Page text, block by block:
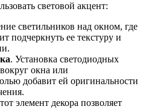
световой акцент:
светильников над окном, где
подчеркнуть ее текстуру и
. Установка светодиодных
окна или
добавит ей оригинальности
элемент декора позволяет